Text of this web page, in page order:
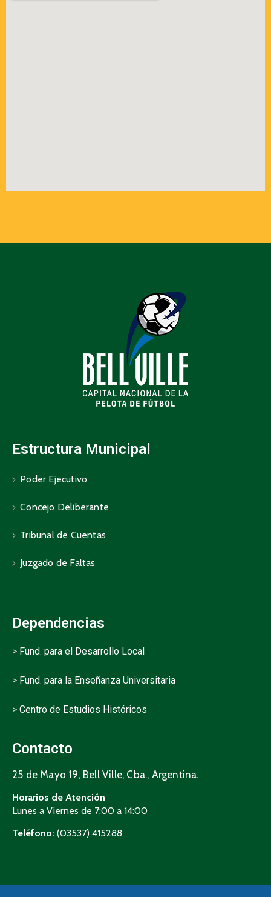
Estructura Municipal
Poder Ejecutivo
Concejo Deliberante
Tribunal de Cuentas
Juzgado de Faltas
Dependencias
> Fund. para el Desarrollo Local
> Fund. para la Enseñanza Universitaria
> Centro de Estudios Históricos
Contacto
25 de Mayo 19, Bell Ville, Cba., Argentina.
Horarios de Atención
Lunes a Viernes de 7:00 a 14:00
Teléfono: (03537) 415288